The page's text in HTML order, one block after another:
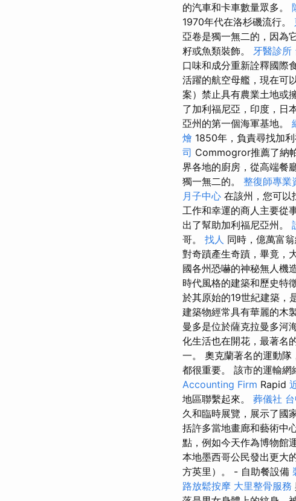
的汽車和卡車數量眾多。
1970年代在洛杉磯流行。
亞卷是獨一無二的，因為
籽或魚類裝飾。 牙醫診所
口味和成分重新詮釋國際
活躍的航空母艦，現在可
案）禁止​​具有農業土地或
了加利福尼亞，印度，日
亞州的第一個海軍基地。
燴 1850年，負責尋找加
司 Commogror推薦了納
界各地的廚房，從高端餐
獨一無二的。 整復師專業
月子中心 在該州，您可以
工作和幸運的商人主要從
出了幫助加利福尼亞州。
哥。 找人 同時，億萬富
對奇蹟產生奇蹟，畢竟，
國各州恐嚇的神秘無人機
時代風格的建築和歷史特
於其原始的19世紀建築，
建築物經常具有華麗的木
曼多是位於薩克拉曼多河
化生活也在開花，最著名
一。 奧克蘭著名的運動
都很重要。 該市的運輸
Accounting Firm Rapid
地區聯繫起來。 葬儀社
久和臨時展覽，展示了國
括許多當地畫廊和藝術中
點，例如今天作為博物館
本地墨西哥公民發出更大
方英里）。 - 自助餐設備
路放鬆按摩 大里整骨服務